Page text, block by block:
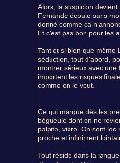
Alors, la suspicion
Fernande écoute sans
donné comme ça
Et c'est pas bon pour les
Tant et si bien que même
séduction, tout d'abord,
montrer sérieux avec une
importent les risques
comme on le veut.
Ce qui marque dès les
bégueule dont on ne
palpite, vibre. On sent les
proche et infiniment
Tout réside dans la